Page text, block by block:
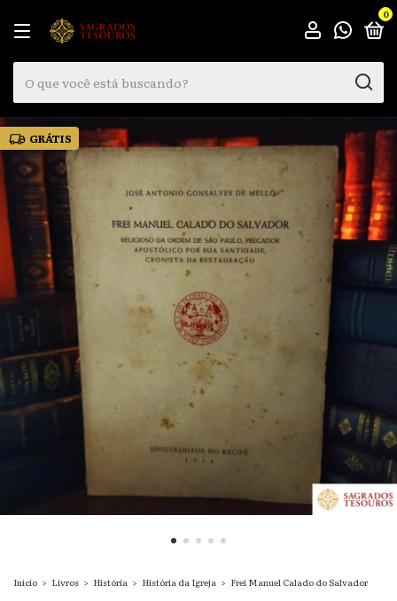
0
GRÁTIS
Início > Livros > História > História da Igreja > Frei Manuel Calado do Salvador